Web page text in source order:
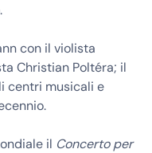
con il violista
Christian Poltéra; il
centri musicali e
il Concerto per